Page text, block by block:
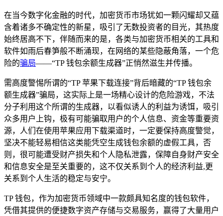
在当今数字化金融的时代，加密货币市场犹如一颗闪耀却又蕴
含着诸多不确定性的新星，吸引了无数投资者的目光，其热度
始终居高不下，伴随而来的是，各类与加密货币相关的工具和
软件如雨后春笋般不断涌现，在网络的某些隐蔽角落，一个危
险的骗局——“TP 钱包余额生成器”正悄然滋生并传播。
需高度警惕所谓的“TP 苹果下载连接”背后暗藏的“TP 钱包余
额生成器”骗局，这实际上是一场精心设计的危险游戏，不法
分子利用这个所谓的生成器，以看似诱人的利益为诱饵，吸引
众多用户上钩，极有可能骗取用户的个人信息、资金等重要资
源，人们在使用苹果应用下载渠道时，一定要保持高度警觉，
坚决不能轻易相信这类能凭空生成钱包余额的虚假工具，否
则，很可能遭受财产损失和个人隐私泄露，保障自身财产安全
和信息安全是至关重要的，这不仅关系到个人的经济利益,更
关系到个人生活的稳定与安宁。
TP 钱包，作为加密货币领域中一款颇具知名度的钱包软件，
凭借其提供的便捷数字资产存储与交易服务，赢得了大量用户